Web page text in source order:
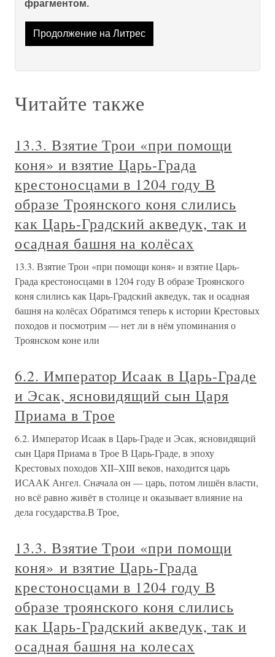
фрагментом.
Продолжение на Литрес
Читайте также
13.3. Взятие Трои «при помощи
коня» и взятие Царь-Града
крестоносцами в 1204 году В
образе Троянского коня слились
как Царь-Градский акведук, так и
осадная башня на колёсах
13.3. Взятие Трои «при помощи коня» и взятие Царь-
Града крестоносцами в 1204 году В образе Троянского
коня слились как Царь-Градский акведук, так и осадная
башня на колёсах Обратимся теперь к истории Крестовых
походов и посмотрим — нет ли в нём упоминания о
Троянском коне или
6.2. Император Исаак в Царь-Граде
и Эсак, ясновидящий сын Царя
Приама в Трое
6.2. Император Исаак в Царь-Граде и Эсак, ясновидящий
сын Царя Приама в Трое В Царь-Граде, в эпоху
Крестовых походов XII–XIII веков, находится царь
ИСААК Ангел. Сначала он — царь, потом лишён власти,
но всё равно живёт в столице и оказывает влияние на
дела государства.В Трое,
13.3. Взятие Трои «при помощи
коня» и взятие Царь-Града
крестоносцами в 1204 году В
образе троянского коня слились
как Царь-Градский акведук, так и
осадная башня на колесах